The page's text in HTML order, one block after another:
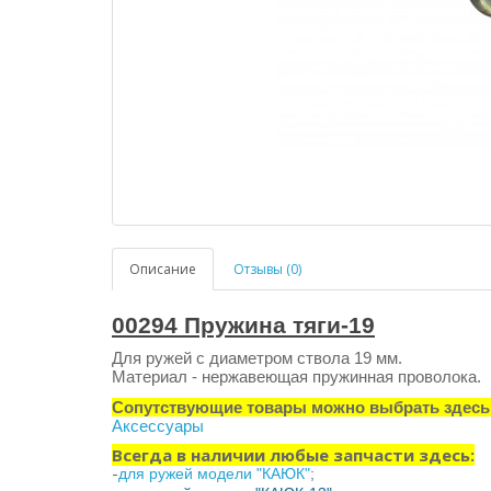
Описание Отзывы (0)
00294 Пружина тяги-19
Для ружей с диаметром ствола 19 мм.
Материал - нержавеющая пружинная проволока.
Сопутствующие товары можно выбрать
Аксессуары
Всегда в наличии любые запчасти здесь:
-для ружей модели "КАЮК";